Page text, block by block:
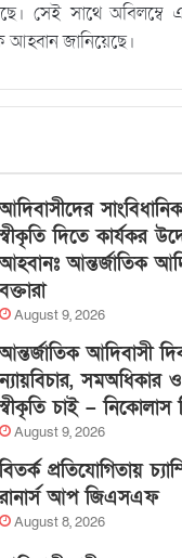
সেই সাথে অবিলম্বে
আহ্বান জানিয়েছে।
আদিবাসীদের
স্বীকৃতি দিতে কার্যকর
আহবানঃ আন্তর্জাতিক
বক্তারা
August 9, 2026
আন্তর্জাতিক আদিবাসী
ন্যায়বিচার, সমঅধিকার ও
স্বীকৃতি চাই – নিকোলাস
August 9, 2026
বিতর্ক প্রতিযোগিতায়
রানার্স আপ জিএসএফ
August 8, 2026